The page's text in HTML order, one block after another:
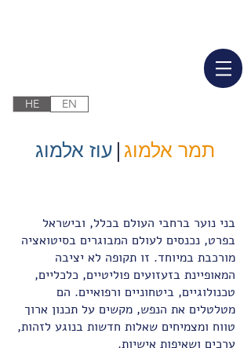
HE EN
תמר אלמוג| עוז אלמוג
בני נוער ברחבי העולם בכלל, ובישראל
בפרט, נכנסים לעולם המבוגרים בסיטואציה
מורכבת במיוחד. זו תקופה לא יציבה
המאופיינת בזעזועים פוליטיים, כלכליים,
טכנולוגיים, ביטחוניים ורפואיים. הם
מטלטלים את הנפש, מקשים על תכנון ארוך
טווח ומצמיחים שאלות חדשות בנוגע לזהות,
ערכים ושאיפות אישיות.